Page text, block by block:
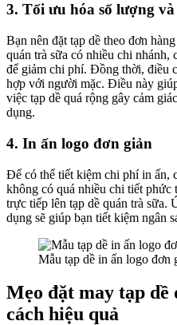
3. Tối ưu hóa số lượng
Bạn nên đặt tạp dề theo đơn
quán trà sữa có nhiều chi nhánh,
để giảm chi phí. Đồng thời, điều
hợp với người mặc. Điều này
việc tạp dề quá rộng gây cảm
dụng.
4. In ấn logo đơn giản
Để có thể tiết kiệm chi phí in ấn,
không có quá nhiều chi tiết phức
trực tiếp lên tạp dề quán trà sữa.
dụng sẽ giúp bạn tiết kiệm ngân
Mẫu tạp dề in ấn logo đơn
Mẹo đặt may tạp dề
cách hiệu quả